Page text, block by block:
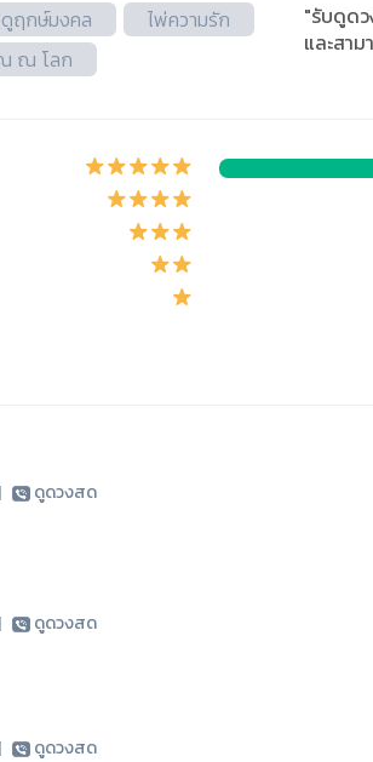
ดูฤกษ์มงคล
ไพ่ความรัก
ณ โลก
"รับดูดว
และสา
| ดูดวงสด
| ดูดวงสด
| ดูดวงสด